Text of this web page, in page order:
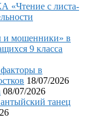
с листа-
и мошенники» в
9 класса
в
18/07/2026
08/07/2026
танец